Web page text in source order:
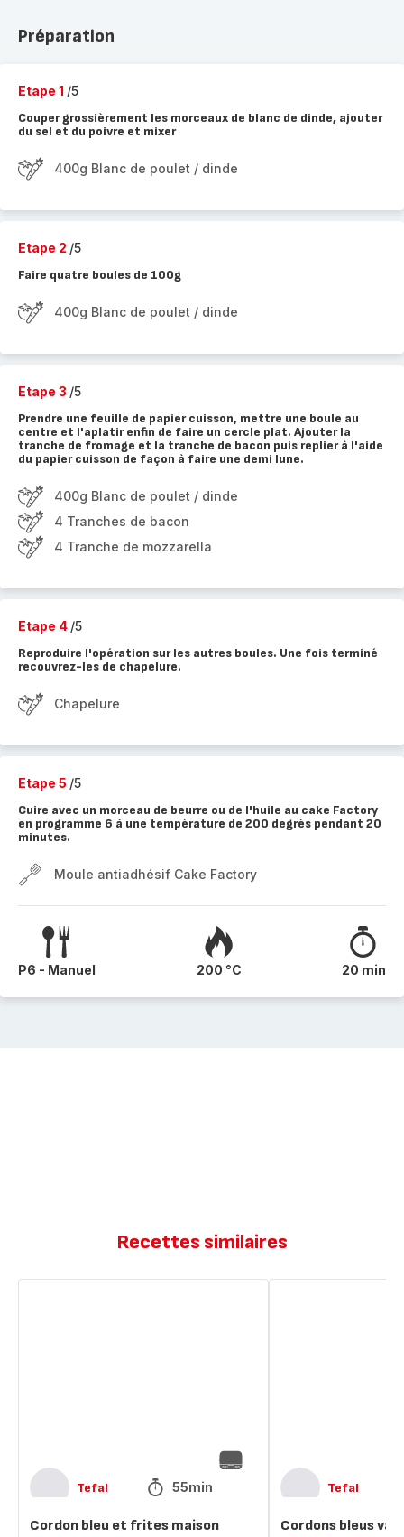
Préparation
Etape 1 /5
Couper grossièrement les morceaux de blanc de dinde, ajouter
du sel et du poivre et mixer
400g Blanc de poulet / dinde
Etape 2 /5
Faire quatre boules de 100g
400g Blanc de poulet / dinde
Etape 3 /5
Prendre une feuille de papier cuisson, mettre une boule au
centre et l'aplatir enfin de faire un cercle plat. Ajouter la
tranche de fromage et la tranche de bacon puis replier à l'aide
du papier cuisson de façon à faire une demi lune.
400g Blanc de poulet / dinde
4 Tranches de bacon
4 Tranche de mozzarella
Etape 4 /5
Reproduire l'opération sur les autres boules. Une fois terminé
recouvrez-les de chapelure.
Chapelure
Etape 5 /5
Cuire avec un morceau de beurre ou de l'huile au cake Factory
en programme 6 à une température de 200 degrés pendant 20
minutes.
Moule antiadhésif Cake Factory
P6 - Manuel 200 °C 20 min
Recettes similaires
Tefal 55min
Cordon bleu et frites maison
Tefal
Cordons bleus